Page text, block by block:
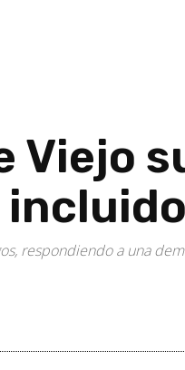
Viejo
respondiendo a una